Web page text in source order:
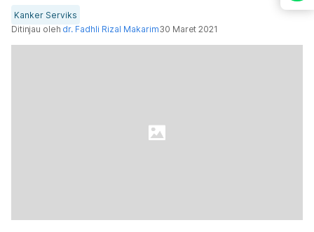
Kanker Serviks
Ditinjau oleh dr. Fadhli Rizal Makarim30 Maret 2021